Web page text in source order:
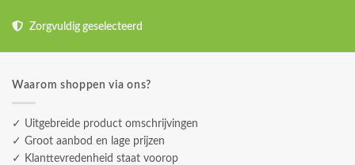
Zorgvuldig geselecteerd
Waarom shoppen via ons?
✓ Uitgebreide product omschrijvingen
✓ Groot aanbod en lage prijzen
✓ Klanttevredenheid staat voorop